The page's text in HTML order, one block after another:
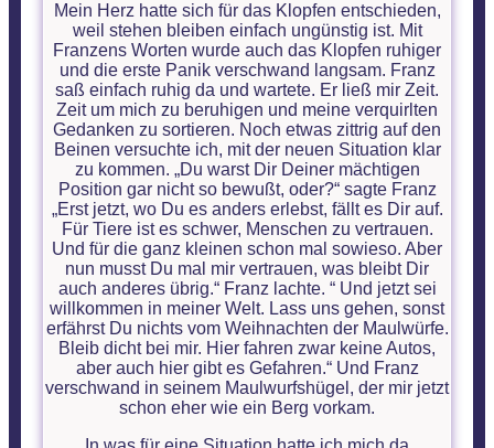
Mein Herz hatte sich für das Klopfen entschieden,
weil stehen bleiben einfach ungünstig ist. Mit
Franzens Worten wurde auch das Klopfen ruhiger
und die erste Panik verschwand langsam. Franz
saß einfach ruhig da und wartete. Er ließ mir Zeit.
Zeit um mich zu beruhigen und meine verquirlten
Gedanken zu sortieren. Noch etwas zittrig auf den
Beinen versuchte ich, mit der neuen Situation klar
zu kommen. „Du warst Dir Deiner mächtigen
Position gar nicht so bewußt, oder?“ sagte Franz
„Erst jetzt, wo Du es anders erlebst, fällt es Dir auf.
Für Tiere ist es schwer, Menschen zu vertrauen.
Und für die ganz kleinen schon mal sowieso. Aber
nun musst Du mal mir vertrauen, was bleibt Dir
auch anderes übrig.“ Franz lachte. “ Und jetzt sei
willkommen in meiner Welt. Lass uns gehen, sonst
erfährst Du nichts vom Weihnachten der Maulwürfe.
Bleib dicht bei mir. Hier fahren zwar keine Autos,
aber auch hier gibt es Gefahren.“ Und Franz
verschwand in seinem Maulwurfshügel, der mir jetzt
schon eher wie ein Berg vorkam.